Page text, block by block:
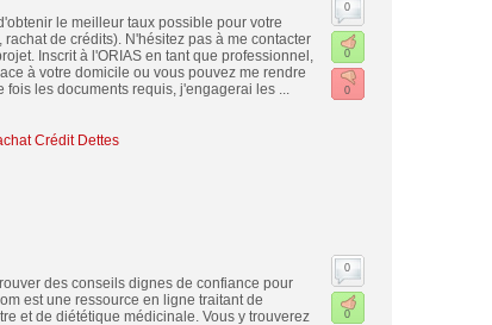
le meilleur taux possible pour votre
de crédits). N'hésitez pas à me contacter
Inscrit à l'ORIAS en tant que professionnel,
à votre domicile ou vous pouvez me rendre
les documents requis, j'engagerai les ...
Crédit Dettes
0
0
0
des conseils dignes de confiance pour
ressource en ligne traitant de
et de diététique médicinale. Vous y trouverez
0
0